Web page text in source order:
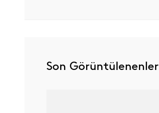
Son Görüntülenenler